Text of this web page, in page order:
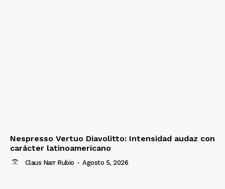
Nespresso Vertuo Diavolitto: Intensidad audaz con
carácter latinoamericano
Claus Narr Rubio - Agosto 5, 2026